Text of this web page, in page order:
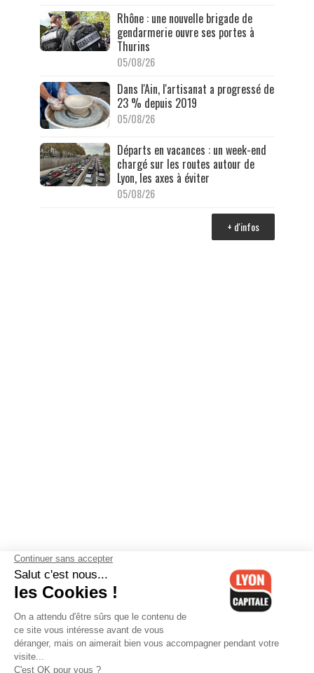
Rhône : une nouvelle brigade de
gendarmerie ouvre ses portes à
Thurins
05/08/26
Dans l'Ain, l'artisanat a progressé de
23 % depuis 2019
05/08/26
Départs en vacances : un week-end
chargé sur les routes autour de
Lyon, les axes à éviter
05/08/26
+ d'infos